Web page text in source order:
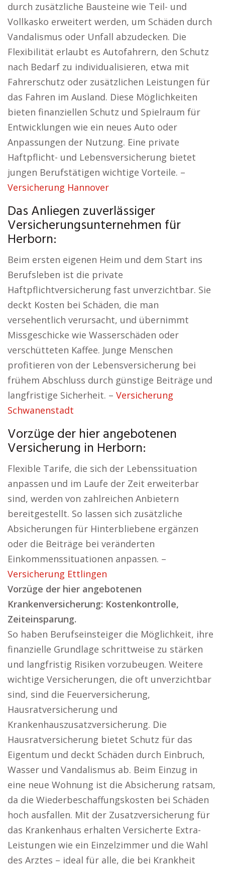
durch zusätzliche Bausteine wie Teil- und
Vollkasko erweitert werden, um Schäden durch
Vandalismus oder Unfall abzudecken. Die
Flexibilität erlaubt es Autofahrern, den Schutz
nach Bedarf zu individualisieren, etwa mit
Fahrerschutz oder zusätzlichen Leistungen für
das Fahren im Ausland. Diese Möglichkeiten
bieten finanziellen Schutz und Spielraum für
Entwicklungen wie ein neues Auto oder
Anpassungen der Nutzung. Eine private
Haftpflicht- und Lebensversicherung bietet
jungen Berufstätigen wichtige Vorteile. –
Versicherung Hannover
Das Anliegen zuverlässiger
Versicherungsunternehmen für
Herborn:
Beim ersten eigenen Heim und dem Start ins
Berufsleben ist die private
Haftpflichtversicherung fast unverzichtbar. Sie
deckt Kosten bei Schäden, die man
versehentlich verursacht, und übernimmt
Missgeschicke wie Wasserschäden oder
verschütteten Kaffee. Junge Menschen
profitieren von der Lebensversicherung bei
frühem Abschluss durch günstige Beiträge und
langfristige Sicherheit. – Versicherung
Schwanenstadt
Vorzüge der hier angebotenen
Versicherung in Herborn:
Flexible Tarife, die sich der Lebenssituation
anpassen und im Laufe der Zeit erweiterbar
sind, werden von zahlreichen Anbietern
bereitgestellt. So lassen sich zusätzliche
Absicherungen für Hinterbliebene ergänzen
oder die Beiträge bei veränderten
Einkommenssituationen anpassen. –
Versicherung Ettlingen
Vorzüge der hier angebotenen
Krankenversicherung: Kostenkontrolle,
Zeiteinsparung.
So haben Berufseinsteiger die Möglichkeit, ihre
finanzielle Grundlage schrittweise zu stärken
und langfristig Risiken vorzubeugen. Weitere
wichtige Versicherungen, die oft unverzichtbar
sind, sind die Feuerversicherung,
Hausratversicherung und
Krankenhauszusatzversicherung. Die
Hausratversicherung bietet Schutz für das
Eigentum und deckt Schäden durch Einbruch,
Wasser und Vandalismus ab. Beim Einzug in
eine neue Wohnung ist die Absicherung ratsam,
da die Wiederbeschaffungskosten bei Schäden
hoch ausfallen. Mit der Zusatzversicherung für
das Krankenhaus erhalten Versicherte Extra-
Leistungen wie ein Einzelzimmer und die Wahl
des Arztes – ideal für alle, die bei Krankheit